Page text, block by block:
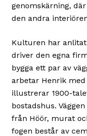
genomskärning,
den andra
Kulturen har
driver den egna
bygga ett par av
arbetar Henrik med
illustrerar 1900-
bostadshus.
från Höör, murat
fogen består av